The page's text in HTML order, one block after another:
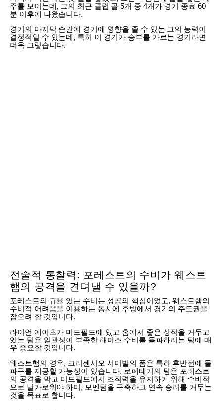
주를 보이는데, 그의 최근 클럽 골 5개 중 4개가 경기 종료 60
분 이후에 나왔습니다.
경기의 마지막 순간에 경기에 영향을 줄 수 있는 그의 능력이
결정적일 수 있는데, 특히 이 경기가 승부를 가르는 경기라면
더욱 그렇습니다.
전술적 통찰력: 포레스트의 수비가 웨스트
햄의 공격을 견뎌낼 수 있을까?
포레스트의 규율 있는 수비는 성공의 핵심이었고, 웨스트햄의
수비적 어려움을 이용하는 동시에 후방에서 경기의 주도권을
잡으려 할 것입니다.
라이언 예이츠가 미드필드에 있고 홈에서 좋은 성적을 거두고
있는 팀은 일관성이 부족한 해머스 수비를 돌파하려는 팀에 매
우 중요할 것입니다.
웨스트햄의 경우, 크리센시오 서머빌의 폼은 특히 후반전에 돌
파구를 제공할 가능성이 있습니다. 로페테기의 팀은 포레스트
의 공격을 막고 미드필드에서 조직력을 유지하기 위해 수비적
으로 날카로워야 하며, 모멘텀을 구축하고 연속 승리를 거두는
것을 목표로 합니다.